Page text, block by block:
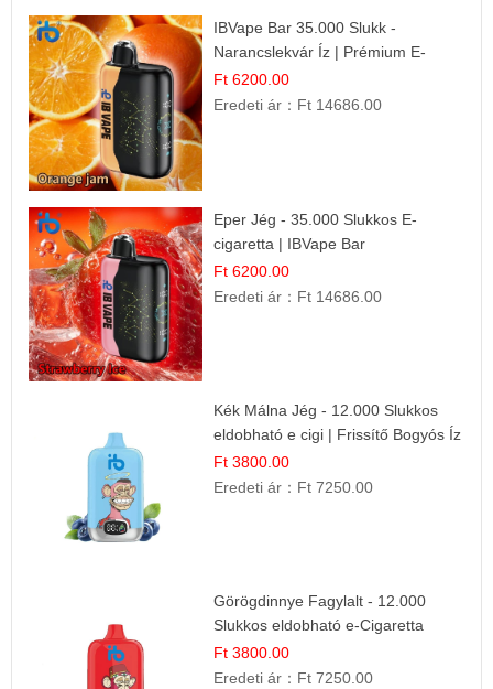
IBVape Bar 35.000 Slukk -
Narancslekvár Íz | Prémium E-
cigaretta
Ft 6200.00
Eredeti ár： Ft 14686.00
Eper Jég - 35.000 Slukkos E-
cigaretta | IBVape Bar
Ft 6200.00
Eredeti ár： Ft 14686.00
Kék Málna Jég - 12.000 Slukkos
eldobható e cigi | Frissítő Bogyós Íz
Ft 3800.00
Eredeti ár： Ft 7250.00
Görögdinnye Fagylalt - 12.000
Slukkos eldobható e-Cigaretta
Ft 3800.00
Eredeti ár： Ft 7250.00